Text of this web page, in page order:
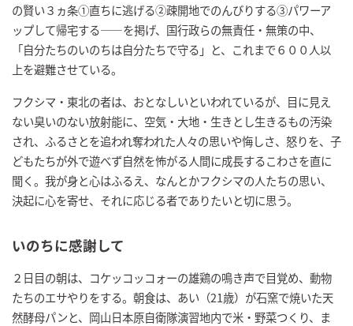
の賢い３ヵ条①直ちに逃げる②疎開地でのんびりする③パワーア
ップして帰宅する――を掲げ、国行政らの無責任・無策の中、
「自分たちのいのちは自分たちで守る」と、これまで６００人以
上を避難させている。
フクシマ・東北の者は、おとなしいといわれているが、目に見え
ない臭いのない放射能に、空気・大地・生きとし生きるもの汚染
され、ふるさとを追われ奪われた人々の思いや悔しさ、怒りを、子
どもたちが外で遊べず自然を怖がる人間に成長するこわさを直に
聞く。我が身と心はふるえ、なんとかフクシマの人たちの思い、
決起に心を寄せ、それに応じる者でありたいと切に思う。
いのちに感謝して
２日目の朝は、コケッコッコォーの雄鶏の鳴き声で目覚め、動物
たちのエサやりをする。朝食は、あい（21歳）が石窯で焼いた天
然酵母パンと、岡山日本原自衛隊演習地内で米・野菜つくり、ま